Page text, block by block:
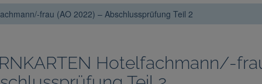
frau (AO 2022) – Abschlussprüfung Teil 2
Hotelfachmann/-